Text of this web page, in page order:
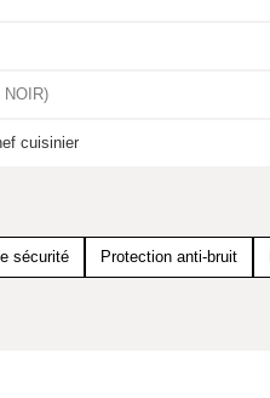
NOIR)
cuisinier
sécurité Protection anti-bruit